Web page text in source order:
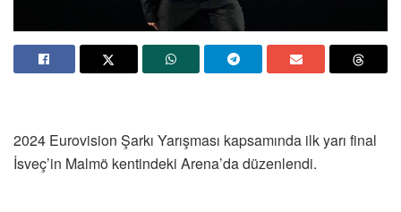
2024 Eurovision Şarkı Yarışması kapsamında ilk yarı final
İsveç’in Malmö kentindeki Arena’da düzenlendi.